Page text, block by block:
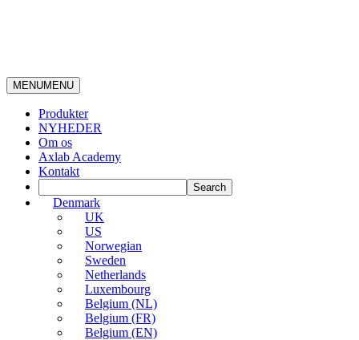
MENUMENU
Produkter
NYHEDER
Om os
Axlab Academy
Kontakt
Denmark
UK
US
Norwegian
Sweden
Netherlands
Luxembourg
Belgium (NL)
Belgium (FR)
Belgium (EN)